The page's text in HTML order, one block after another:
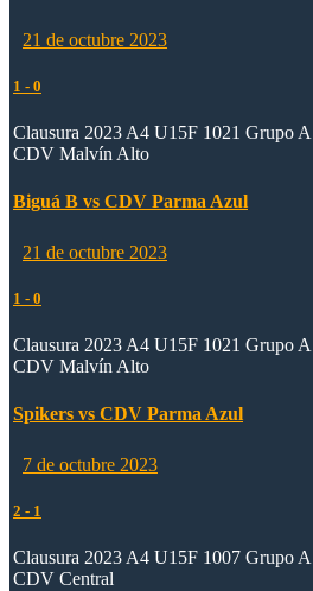
21 de octubre 2023
1 - 0
Clausura 2023 A4 U15F 1021 Grupo A
CDV Malvín Alto
Biguá B vs CDV Parma Azul
21 de octubre 2023
1 - 0
Clausura 2023 A4 U15F 1021 Grupo A
CDV Malvín Alto
Spikers vs CDV Parma Azul
7 de octubre 2023
2 - 1
Clausura 2023 A4 U15F 1007 Grupo A
CDV Central